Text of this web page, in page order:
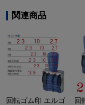
関連商品
回転ゴム印 エルゴ
回